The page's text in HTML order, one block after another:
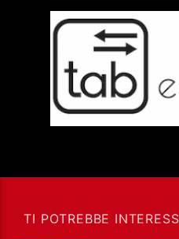
TI POTREBBE